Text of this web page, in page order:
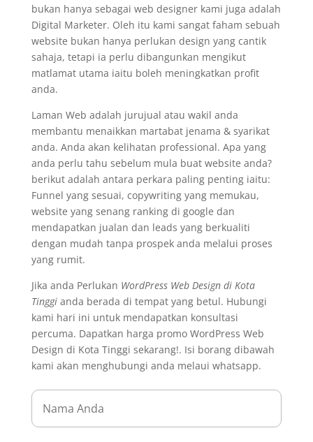
bukan hanya sebagai web designer kami juga adalah
Digital Marketer. Oleh itu kami sangat faham sebuah
website bukan hanya perlukan design yang cantik
sahaja, tetapi ia perlu dibangunkan mengikut
matlamat utama iaitu boleh meningkatkan profit
anda.
Laman Web adalah jurujual atau wakil anda
membantu menaikkan martabat jenama & syarikat
anda. Anda akan kelihatan professional. Apa yang
anda perlu tahu sebelum mula buat website anda?
berikut adalah antara perkara paling penting iaitu:
Funnel yang sesuai, copywriting yang memukau,
website yang senang ranking di google dan
mendapatkan jualan dan leads yang berkualiti
dengan mudah tanpa prospek anda melalui proses
yang rumit.
Jika anda Perlukan WordPress Web Design di Kota
Tinggianda berada di tempat yang betul. Hubungi
kami hari ini untuk mendapatkan konsultasi
percuma. Dapatkan harga promo WordPress Web
Design di Kota Tinggi sekarang!. Isi borang dibawah
kami akan menghubungi anda melaui whatsapp.